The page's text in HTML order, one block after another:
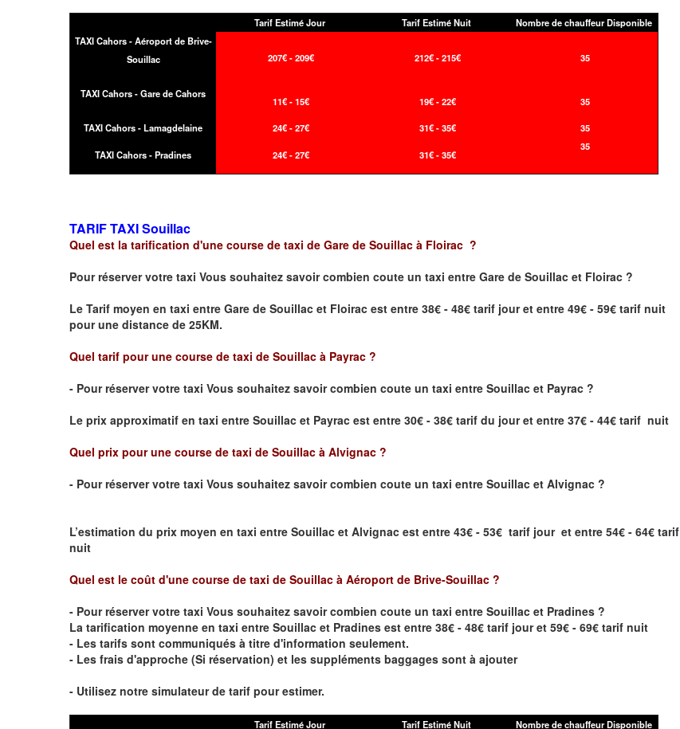
Tarif Estimé Jour Tarif Estimé Nuit
Nombre de chauffeur Disponible
TAXI Cahors - Aéroport de Brive-
Souillac
207€ - 209€ 212€ - 215€ 35
TAXI Cahors - Gare de Cahors
11€ - 15€ 19€ - 22€ 35
TAXI Cahors - Lamagdelaine 24€ - 27€ 31€ - 35€ 35
TAXI Cahors - Pradines 24€ - 27€ 31€ - 35€
35
TARIF TAXISouillac
Quel est la tarification d'une course de taxi de Gare de Souillac à Floirac ?
Pour réserver votre taxi Vous souhaitez savoircombien coute un taxi entre Gare de Souillac et Floirac ?
Le Tarif moyen en taxi entre Gare de Souillac et Floirac est entre 38€ - 48€ tarif jour et entre 49€ - 59€ tarif nuit
pour une distance de 25KM.
Quel tarif pour une course de taxi de Souillac à Payrac ?
- Pour réserver votre taxi Vous souhaitez savoircombien coute un taxi entre Souillac et Payrac ?
Le prix approximatif en taxi entre Souillac et Payrac est entre 30€ - 38€ tarif du jour et entre 37€ - 44€ tarif nuit
Quel prix pour une course de taxi de Souillac à Alvignac ?
- Pour réserver votre taxi Vous souhaitez savoircombien coute un taxi entre Souillac et Alvignac ?
L’estimation du prix moyen en taxi entre Souillac et Alvignac est entre 43€ - 53€ tarif jour et entre 54€ - 64€ tarif
nuit
Quel est le coût d'une course de taxi de Souillac à Aéroport de Brive-Souillac ?
- Pour réserver votre taxi Vous souhaitez savoircombien coute un taxi entre Souillac et Pradines ?
La tarification moyenne en taxi entre Souillac et Pradines est entre 38€ - 48€ tarif jour et 59€ - 69€ tarif nuit
- Les tarifs sont communiqués à titre d'information seulement.
- Les frais d'approche (Si réservation) et les suppléments baggages sont à ajouter
- Utilisez notre simulateur de tarif pour estimer.
Tarif Estimé Jour Tarif Estimé Nuit Nombre de chauffeur Disponible